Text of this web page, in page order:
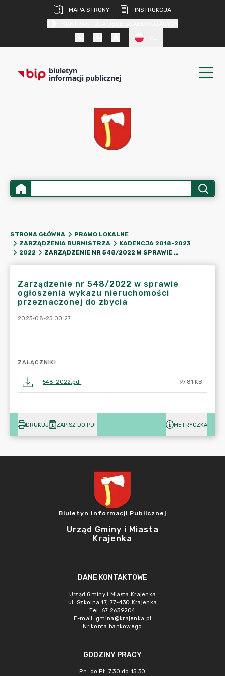
MAPA STRONY
INSTRUKCJA
biuletyn
informacji publicznej
STRONA GŁÓWNA
PRAWO LOKALNE
ZARZĄDZENIA BURMISTRZA
KADENCJA 2018-2023
2022
ZARZĄDZENIE NR 548/2022 W SPRAWIE OGŁOSZENIA WYKAZU NIERUCHOMOŚCI PRZEZNACZONEJ DO ZBYCIA
Zarządzenie nr 548/2022 w sprawie
ogłoszenia wykazu nieruchomości
przeznaczonej do zbycia
2023-08-25 00:27
ZAŁĄCZNIKI
548-2022.pdf 97.81 KB
DRUKUJ ZAPISZ DO PDF METRYCZKA
Biuletyn Informacji Publicznej
Urząd Gminy i Miasta
Krajenka
DANE KONTAKTOWE
Urząd Gminy i Miasta Krajenka
ul. Szkolna 17, 77-430 Krajenka
Tel. 67 2639204
E-mail: gmina@krajenka.pl
Nr konta bankowego
GODZINY PRACY
Pn. do Pt. 7.30 do 15.30